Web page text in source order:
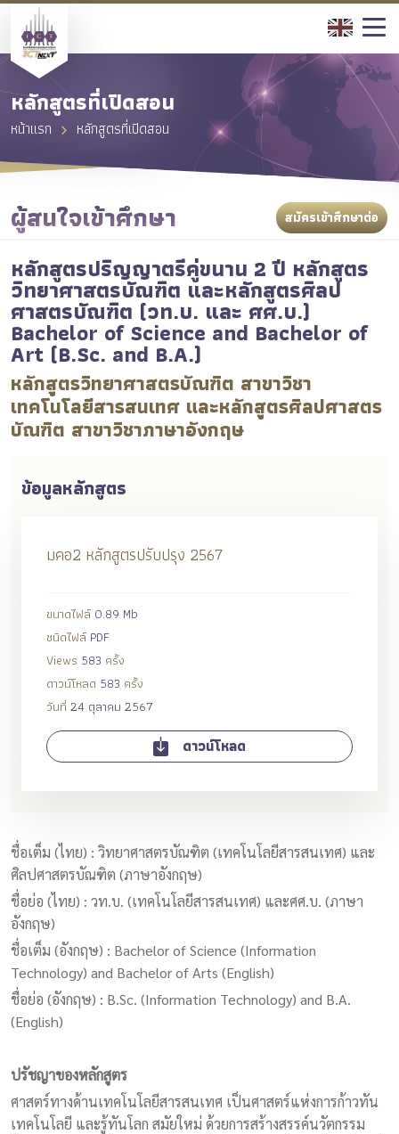
หลักสูตรที่เปิดสอน
หน้าแรก หลักสูตรที่เปิดสอน
ผู้สนใจเข้าศึกษา สมัครเข้าศึกษาต่อ
หลักสูตรปริญญาตรีคู่ขนาน 2 ปี หลักสูตร
วิทยาศาสตรบัณฑิต และหลักสูตรศิลป
ศาสตรบัณฑิต (วท.บ. และ ศศ.บ.)
Bachelor of Science and Bachelor of
Art (B.Sc. and B.A.)
หลักสูตรวิทยาศาสตรบัณฑิต สาขาวิชา
เทคโนโลยีสารสนเทศ และหลักสูตรศิลปศาสตร
บัณฑิต สาขาวิชาภาษาอังกฤษ
ข้อมูลหลักสูตร
มคอ2 หลักสูตรปรับปรุง 2567
ขนาดไฟล์ 0.89 Mb
ชนิดไฟล์ PDF
Views 583 ครั้ง
ดาวน์โหลด 583 ครั้ง
วันที่ 24 ตุลาคม 2567
ดาวน์โหลด
ชื่อเต็ม (ไทย) : วิทยาศาสตรบัณฑิต (เทคโนโลยีสารสนเทศ) และ
ศิลปศาสตรบัณฑิต (ภาษาอังกฤษ)
ชื่อย่อ (ไทย) : วท.บ. (เทคโนโลยีสารสนเทศ) และศศ.บ. (ภาษา
อังกฤษ)
ชื่อเต็ม (อังกฤษ) : Bachelor of Science (Information
Technology) and Bachelor of Arts (English)
ชื่อย่อ (อังกฤษ) : B.Sc. (Information Technology) and B.A.
(English)
ปรัชญาของหลักสูตร
ศาสตร์ทางด้านเทคโนโลยีสารสนเทศ เป็นศาสตร์แห่งการก้าวทัน
เทคโนโลยี และรู้ทันโลก สมัยใหม่ ด้วยการสร้างสรรค์นวัตกรรม